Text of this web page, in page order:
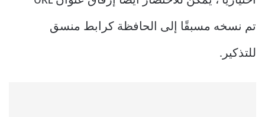
تم نسخه مسبقًا إلى الحافظة كرابط منسق
للتذكير.